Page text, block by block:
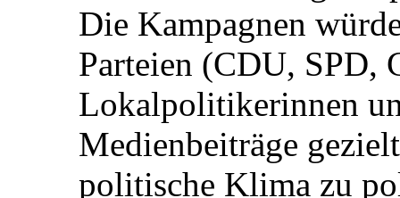
Die Kampagnen
Parteien (CDU, SPD,
Lokalpolitikerinnen
Medienbeiträge
politische Klima zu